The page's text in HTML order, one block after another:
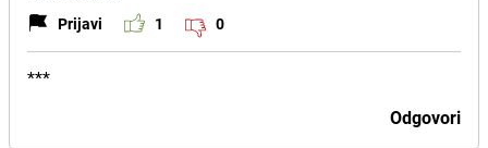
Prijavi 1 0
***
Odgovori